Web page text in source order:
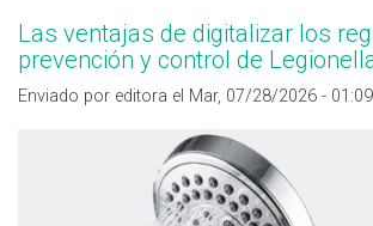
Las ventajas de digitalizar los
prevención y control de
Enviado por editora el Mar, 07/28/2026 - 01:09